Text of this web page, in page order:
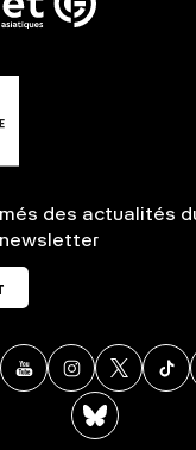
des actualités
LinkedinYoutube X